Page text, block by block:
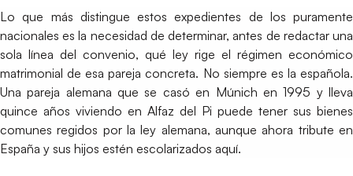
Lo que más distingue estos expedientes de los puramente
nacionales es la necesidad de determinar, antes de redactar una
sola línea del convenio, qué ley rige el régimen económico
matrimonial de esa pareja concreta. No siempre es la española.
Una pareja alemana que se casó en Múnich en 1995 y lleva
quince años viviendo en Alfaz del Pi puede tener sus bienes
comunes regidos por la ley alemana, aunque ahora tribute en
España y sus hijos estén escolarizados aquí.